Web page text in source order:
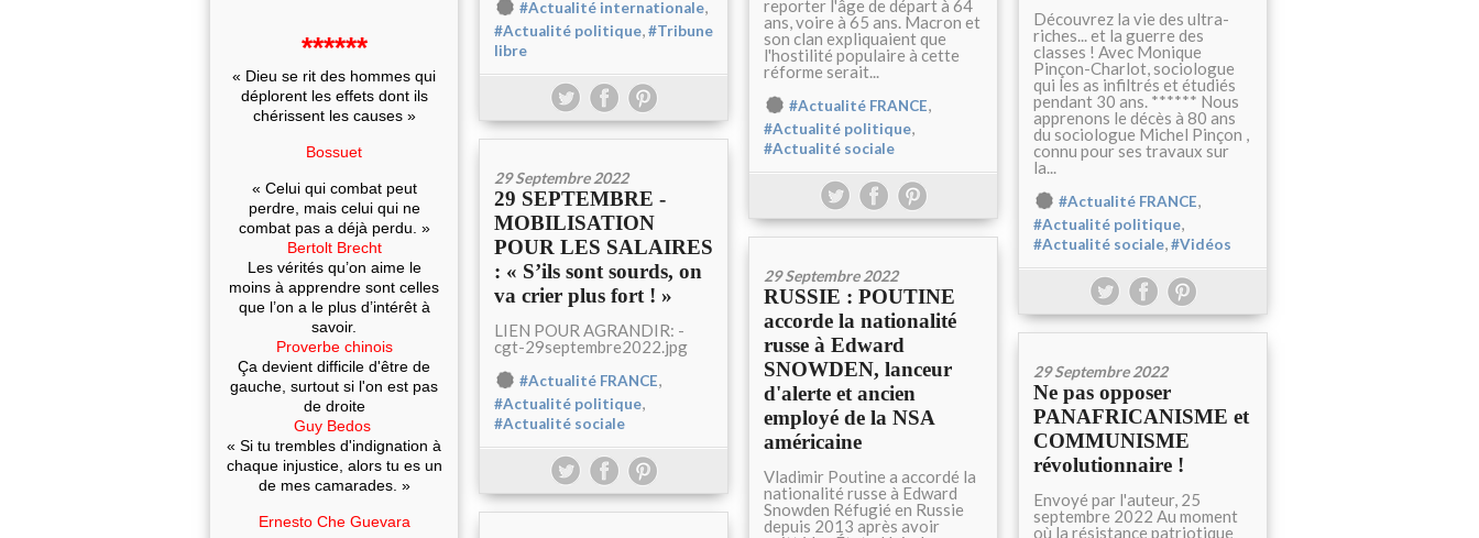
******
« Dieu se rit des hommes qui
déplorent les effets dont ils
chérissent les causes »
Bossuet
« Celui qui combat peut
perdre, mais celui qui ne
combat pas a déjà perdu. »
Bertolt Brecht
Les vérités qu’on aime le
moins à apprendre sont celles
que l’on a le plus d’intérêt à
savoir.
Proverbe chinois
Ça devient difficile d'être de
gauche, surtout si l'on est pas
de droite
Guy Bedos
« Si tu trembles d'indignation à
chaque injustice, alors tu es un
de mes camarades. »
Ernesto Che Guevara
#Actualité internationale,
#Actualité politique,#Tribune
libre
reporter l'âge de départ à 64
ans, voire à 65 ans. Macron et
son clan expliquaient que
l'hostilité populaire à cette
réforme serait...
#Actualité FRANCE,
#Actualité politique,
#Actualité sociale
Découvrez la vie des ultra-
riches... et la guerre des
classes ! Avec Monique
Pinçon-Charlot, sociologue
qui les as infiltrés et étudiés
pendant 30 ans. ****** Nous
apprenons le décès à 80 ans
du sociologue Michel Pinçon ,
connu pour ses travaux sur
la...
#Actualité FRANCE,
#Actualité politique,
#Actualité sociale,#Vidéos
29 Septembre 2022
29 SEPTEMBRE -
MOBILISATION
POUR LES SALAIRES
: « S’ils sont sourds, on
va crier plus fort ! »
LIEN POUR AGRANDIR: -
cgt-29septembre2022.jpg
#Actualité FRANCE,
#Actualité politique,
#Actualité sociale
29 Septembre 2022
RUSSIE : POUTINE
accorde la nationalité
russe à Edward
SNOWDEN, lanceur
d'alerte et ancien
employé de la NSA
américaine
Vladimir Poutine a accordé la
nationalité russe à Edward
Snowden Réfugié en Russie
depuis 2013 après avoir
29 Septembre 2022
Ne pas opposer
PANAFRICANISME et
COMMUNISME
révolutionnaire !
Envoyé par l'auteur, 25
septembre 2022 Au moment
où la résistance patriotique